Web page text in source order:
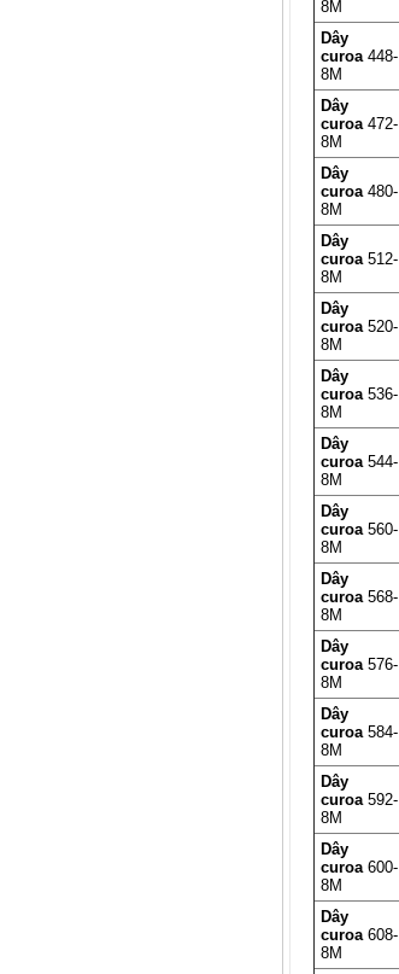
8M
Dây
curoa 448-
8M
Dây
curoa 472-
8M
Dây
curoa 480-
8M
Dây
curoa 512-
8M
Dây
curoa 520-
8M
Dây
curoa 536-
8M
Dây
curoa 544-
8M
Dây
curoa 560-
8M
Dây
curoa 568-
8M
Dây
curoa 576-
8M
Dây
curoa 584-
8M
Dây
curoa 592-
8M
Dây
curoa 600-
8M
Dây
curoa 608-
8M